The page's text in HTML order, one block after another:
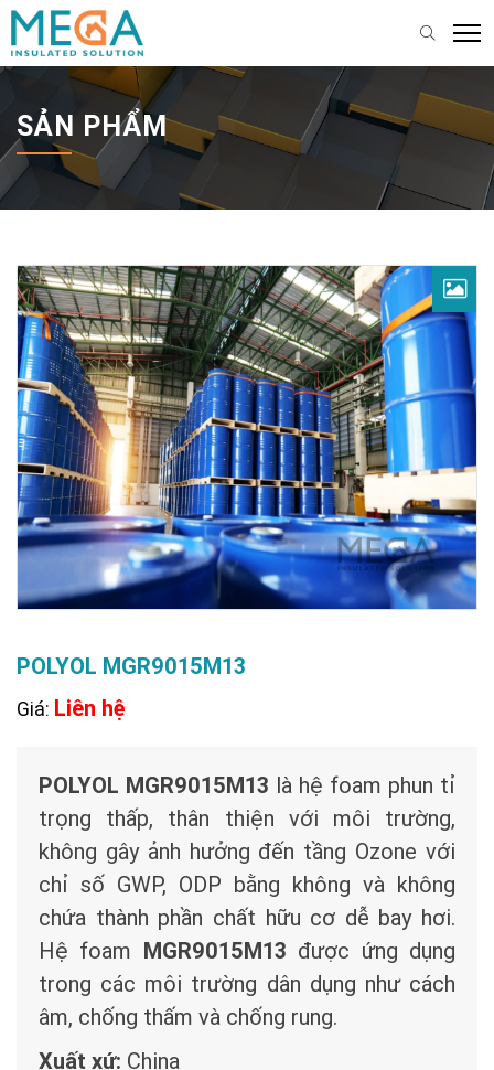
SẢN PHẨM
POLYOL MGR9015M13
Giá: Liên hệ
POLYOL MGR9015M13 là hệ foam phun tỉ
trọng thấp, thân thiện với môi trường,
không gây ảnh hưởng đến tầng Ozone với
chỉ số GWP, ODP bằng không và không
chứa thành phần chất hữu cơ dễ bay hơi.
Hệ foam MGR9015M13 được ứng dụng
trong các môi trường dân dụng như cách
âm, chống thấm và chống rung.
Xuất xứ: China